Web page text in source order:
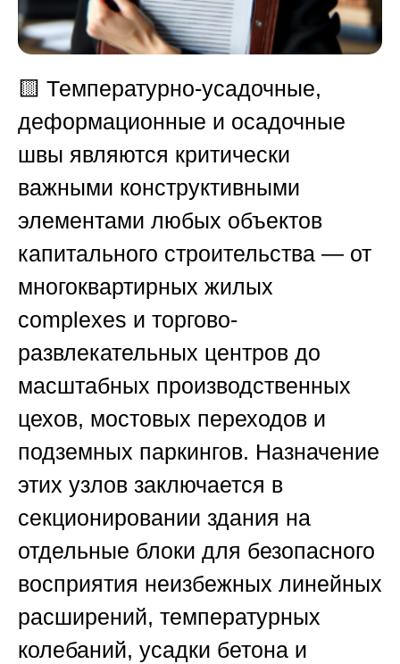
🟨 Температурно-усадочные,
деформационные и осадочные
швы являются критически
важными конструктивными
элементами любых объектов
капитального строительства — от
многоквартирных жилых
complexes и торгово-
развлекательных центров до
масштабных производственных
цехов, мостовых переходов и
подземных паркингов. Назначение
этих узлов заключается в
секционировании здания на
отдельные блоки для безопасного
восприятия неизбежных линейных
расширений, температурных
колебаний, усадки бетона и